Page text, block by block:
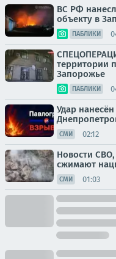
ВС РФ
объекту в
ПАБЛИКИ
территории
Запорожье
ПАБЛИКИ
Удар
СМИ 02:12
Новости СВО,
сжимают
СМИ 01:03